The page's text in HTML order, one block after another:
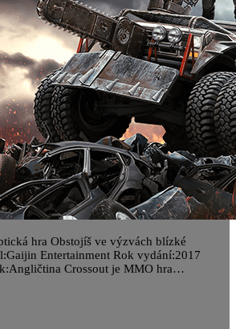
hra Obstojíš ve výzvách blízké
Entertainment Rok vydání:2017
Crossout je MMO hra…